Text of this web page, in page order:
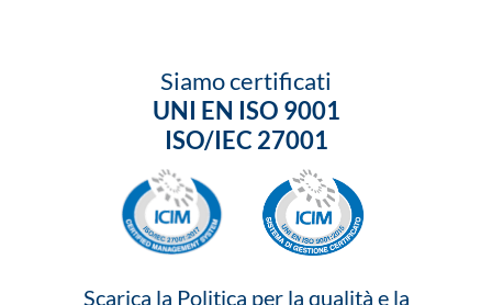
Siamo certificati
UNI EN ISO 9001
ISO/IEC 27001
Scarica la Politica per la qualità e la